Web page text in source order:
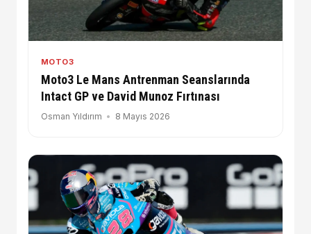
MOTO3
Moto3 Le Mans Antrenman Seanslarında
Intact GP ve David Munoz Fırtınası
Osman Yıldırım 8 Mayıs 2026